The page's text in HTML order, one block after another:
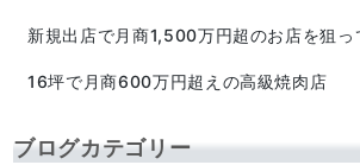
新規出店で月商1,500万円超のお店を狙っ
16坪で月商600万円超えの高級焼肉店
ブログカテゴリー